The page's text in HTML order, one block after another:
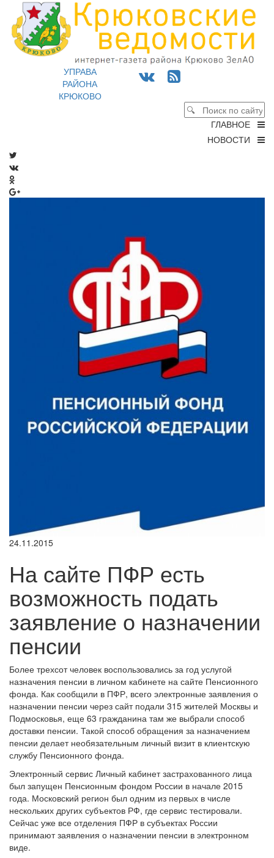
УПРАВА
РАЙОНА
КРЮКОВО
ГЛАВНОЕ
НОВОСТИ
24.11.2015
На сайте ПФР есть
возможность подать
заявление о назначении
пенсии
Более трехсот человек воспользовались за год услугой
назначения пенсии в личном кабинете на сайте Пенсионного
фонда. Как сообщили в ПФР, всего электронные заявления о
назначении пенсии через сайт подали 315 жителей Москвы и
Подмосковья, еще 63 гражданина там же выбрали способ
доставки пенсии. Такой способ обращения за назначением
пенсии делает необязательным личный визит в клиентскую
службу Пенсионного фонда.
Электронный сервис Личный кабинет застрахованного лица
был запущен Пенсионным фондом России в начале 2015
года. Московский регион был одним из первых в числе
нескольких других субъектов РФ, где сервис тестировали.
Сейчас уже все отделения ПФР в субъектах России
принимают заявления о назначении пенсии в электронном
виде.